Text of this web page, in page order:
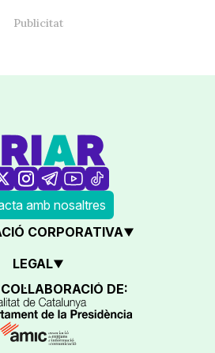
amb nosaltres
CORPORATIVA
LEGAL
DE: